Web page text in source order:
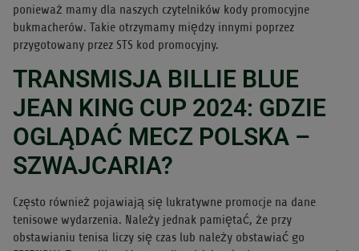
ponieważ mamy dla naszych czytelników kody promocyjne
bukmacherów. Takie otrzymamy między innymi poprzez
przygotowany przez STS kod promocyjny.
TRANSMISJA BILLIE BLUE
JEAN KING CUP 2024: GDZIE
OGLĄDAĆ MECZ POLSKA –
SZWAJCARIA?
Często również pojawiają się lukratywne promocje na dane
tenisowe wydarzenia. Należy jednak pamiętać, że przy
obstawianiu tenisa liczy się czas lub należy obstawiać go